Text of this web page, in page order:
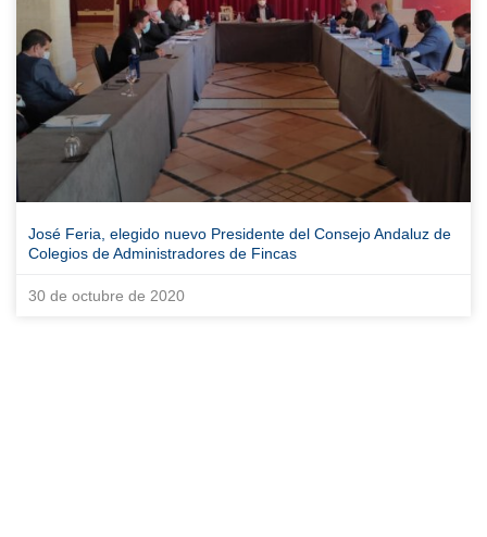
José Feria, elegido nuevo Presidente del Consejo Andaluz de
Colegios de Administradores de Fincas
30 de octubre de 2020